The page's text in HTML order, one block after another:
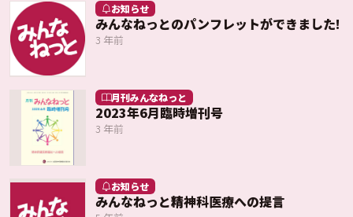
お知らせ
みんなねっとのパンフレットができました!
3 年前
月刊みんなねっと
2023年6月臨時増刊号
3 年前
お知らせ
みんなねっと精神科医療への提言